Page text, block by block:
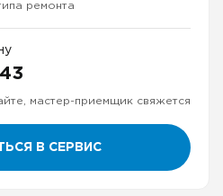
ремонта
мастер-приемщик свяжется
В СЕРВИС